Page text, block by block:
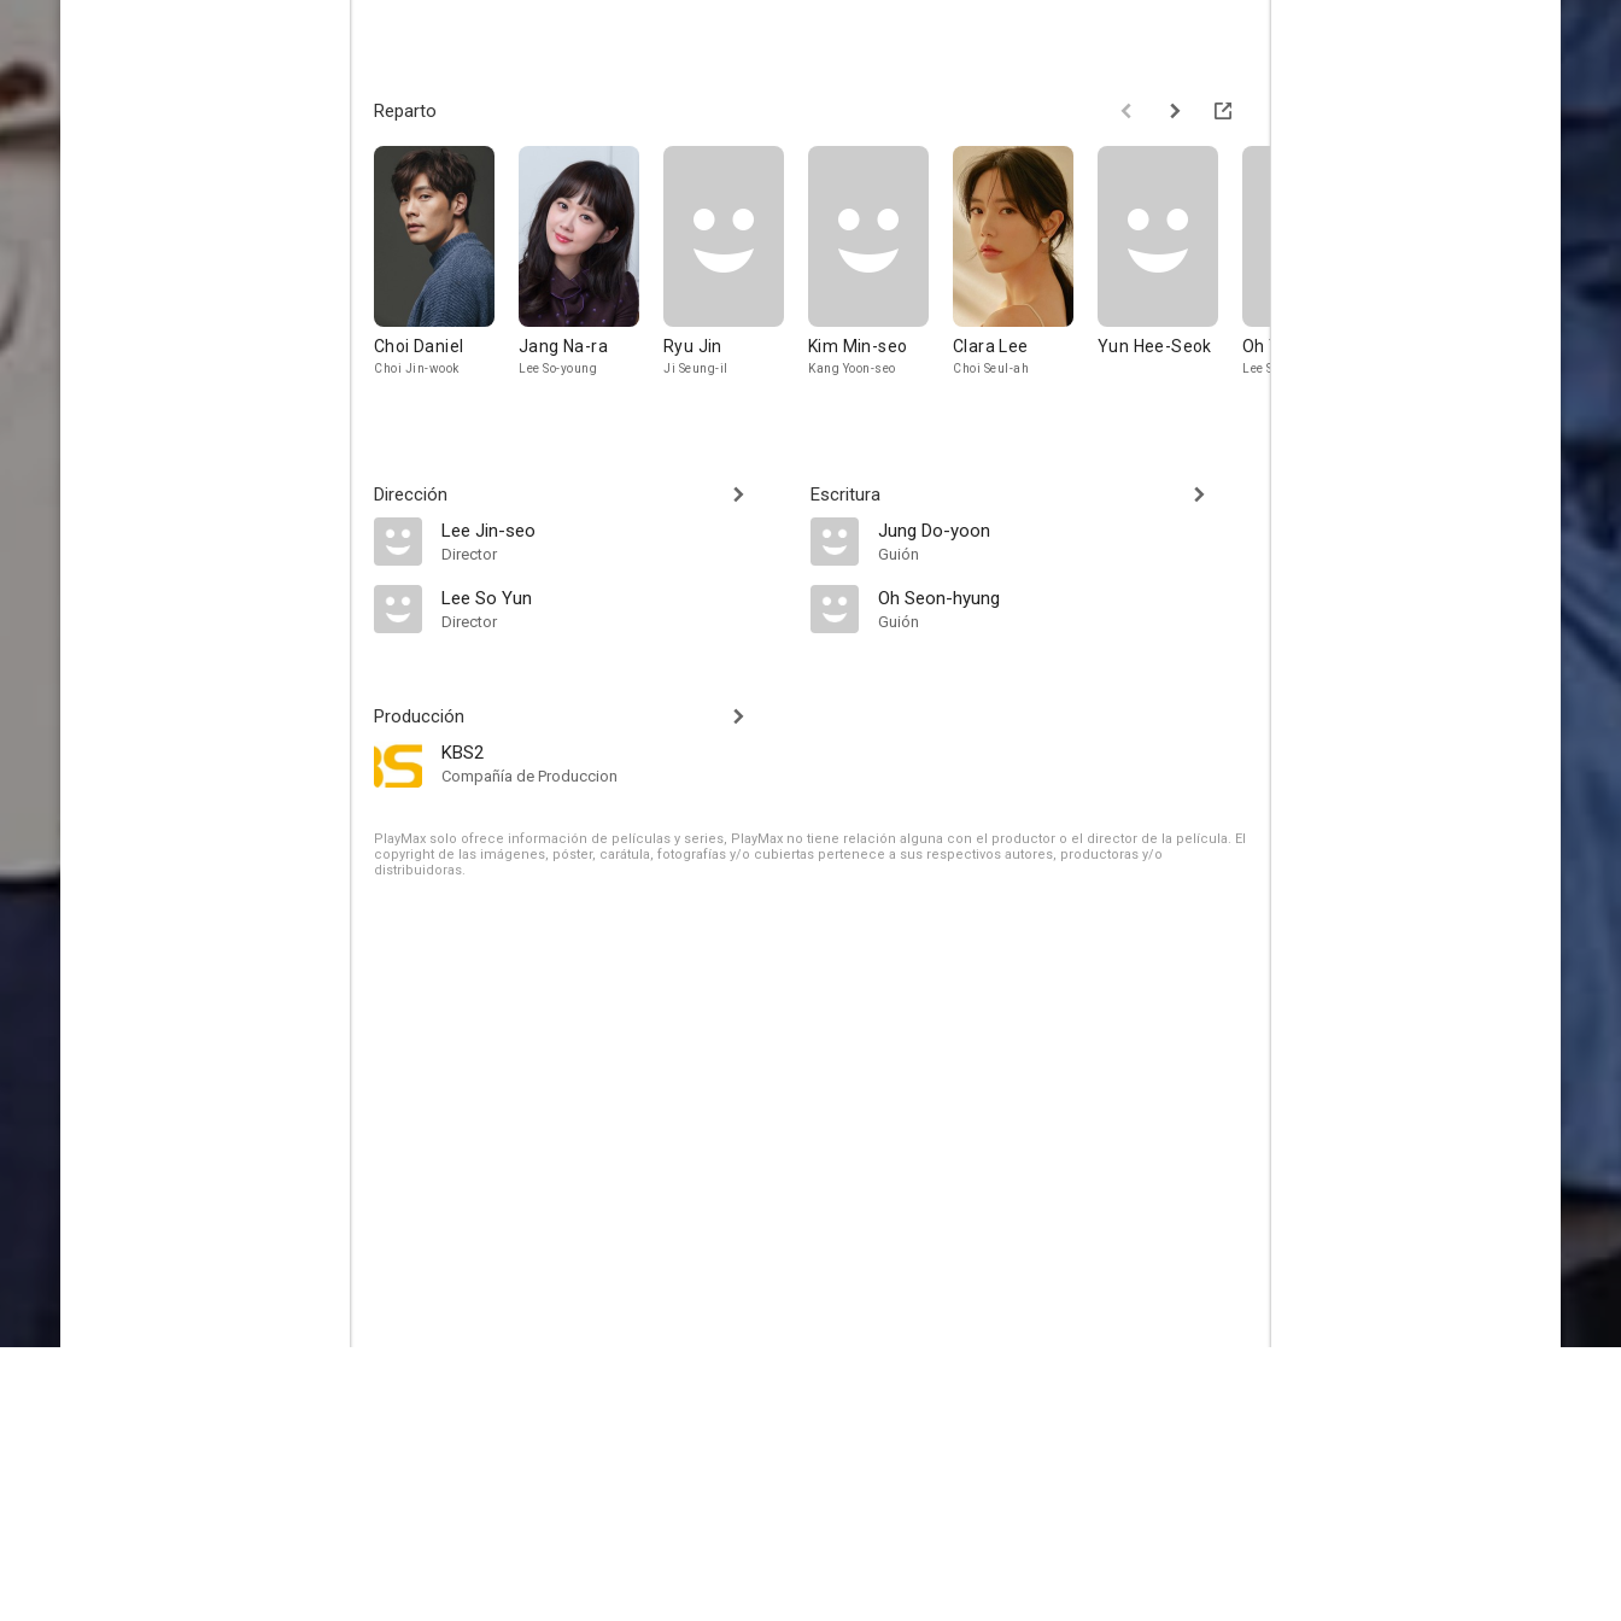
Reparto
Choi Daniel
Choi Jin-wook
Jang Na-ra
Lee So-young
Ryu Jin
Ji Seung-il
Kim Min-seo
Kang Yoon-seo
Clara Lee
Choi Seul-ah
Yun Hee-Seok Oh Yeon-seo
Lee So-jin
Dirección
Lee Jin-seo
Director
Lee So Yun
Director
Producción
KBS2
Compañía de Produccion
Escritura
Jung Do-yoon
Guión
Oh Seon-hyung
Guión
PlayMax solo ofrece información de películas y series, PlayMax no tiene relación alguna con el productor o el director de la película. El
copyright de las imágenes, póster, carátula, fotografías y/o cubiertas pertenece a sus respectivos autores, productoras y/o
distribuidoras.